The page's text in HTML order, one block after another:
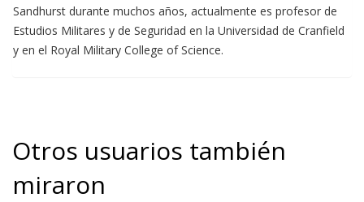
Sandhurst durante muchos años, actualmente es profesor de
Estudios Militares y de Seguridad en la Universidad de Cranfield
y en el Royal Military College of Science.
Otros usuarios también
miraron